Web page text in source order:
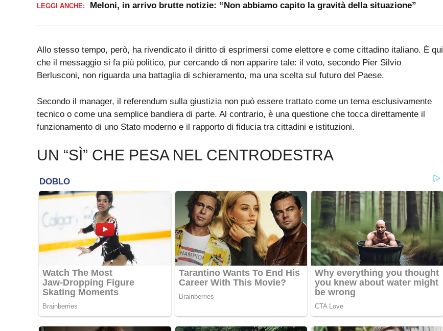
LEGGI ANCHE: Meloni, in arrivo brutte notizie: “Non abbiamo capito la gravità della situazione”
Allo stesso tempo, però, ha rivendicato il diritto di esprimersi come elettore e come cittadino italiano. È qui
che il messaggio si fa più politico, pur cercando di non apparire tale: il voto, secondo Pier Silvio
Berlusconi, non riguarda una battaglia di schieramento, ma una scelta sul futuro del Paese.
Secondo il manager, il referendum sulla giustizia non può essere trattato come un tema esclusivamente
tecnico o come una semplice bandiera di parte. Al contrario, è una questione che tocca direttamente il
funzionamento di uno Stato moderno e il rapporto di fiducia tra cittadini e istituzioni.
UN “SÌ” CHE PESA NEL CENTRODESTRA